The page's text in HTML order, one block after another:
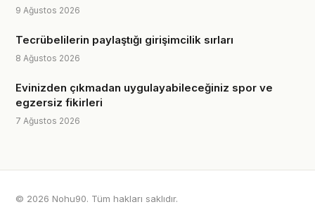
9 Ağustos 2026
Tecrübelilerin paylaştığı girişimcilik sırları
8 Ağustos 2026
Evinizden çıkmadan uygulayabileceğiniz spor ve
egzersiz fikirleri
7 Ağustos 2026
© 2026 Nohu90. Tüm hakları saklıdır.